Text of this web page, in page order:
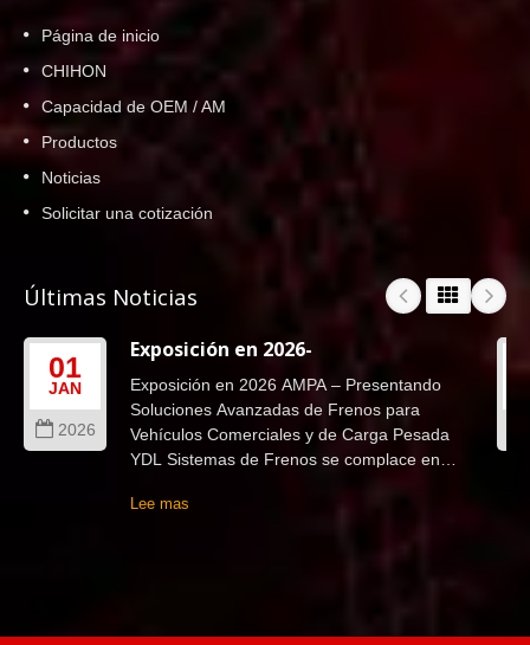
Página de inicio
CHIHON
Capacidad de OEM / AM
Productos
Noticias
Solicitar una cotización
Últimas Noticias
01
JAN
2026
Exposición en 2026-
Exposición en 2026 AMPA – Presentando
Soluciones Avanzadas de Frenos para
Vehículos Comerciales y de Carga Pesada
YDL Sistemas de Frenos se complace en
Lee mas